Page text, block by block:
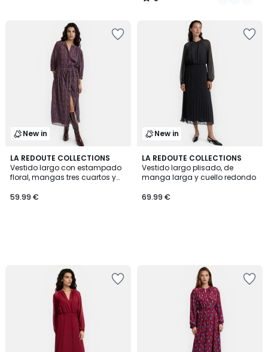
/
New in
LA REDOUTE COLLECTIONS
Vestido largo con estampado
floral, mangas tres cuartos y
59.99 €
New in
LA REDOUTE COLLECTIONS
Vestido largo plisado, de
manga larga y cuello redondo
69.99 €